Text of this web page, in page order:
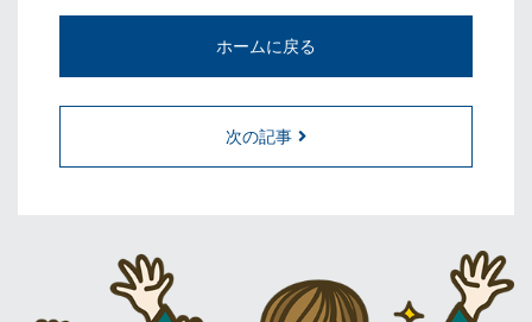
ホームに戻る
次の記事